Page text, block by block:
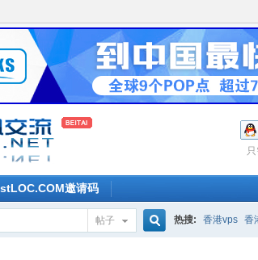
邀请码
帖子 热搜: 香港vps 香